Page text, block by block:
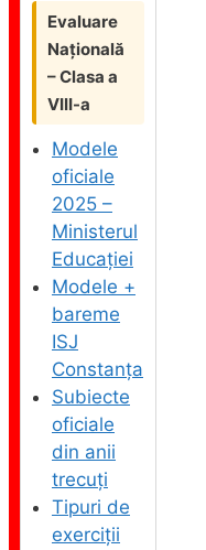
Evaluare
Națională
– Clasa a
VIII-a
Modele
oficiale
2025 –
Ministerul
Educației
Modele +
bareme
ISJ
Constanța
Subiecte
oficiale
din anii
trecuți
Tipuri de
exerciții